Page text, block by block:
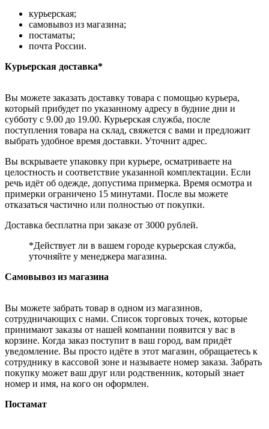
курьерская;
самовывоз из магазина;
постаматы;
почта России.
Курьерская доставка*
Вы можете заказать доставку товара с помощью курьера,
который прибудет по указанному адресу в будние дни и
субботу с 9.00 до 19.00. Курьерская служба, после
поступления товара на склад, свяжется с вами и предложит
выбрать удобное время доставки. Уточнит адрес.
Вы вскрываете упаковку при курьере, осматриваете на
целостность и соответствие указанной комплектации. Если
речь идёт об одежде, допустима примерка. Время осмотра и
примерки ограничено 15 минутами. После вы можете
отказаться частично или полностью от покупки.
Доставка бесплатна при заказе от 3000 рублей.
*Действует ли в вашем городе курьерская служба,
уточняйте у менеджера магазина.
Самовывоз из магазина
Вы можете забрать товар в одном из магазинов,
сотрудничающих с нами. Список торговых точек, которые
принимают заказы от нашей компании появится у вас в
корзине. Когда заказ поступит в ваш город, вам придёт
уведомление. Вы просто идёте в этот магазин, обращаетесь к
сотруднику в кассовой зоне и называете номер заказа. Забрать
покупку может ваш друг или родственник, который знает
номер и имя, на кого он оформлен.
Постамат